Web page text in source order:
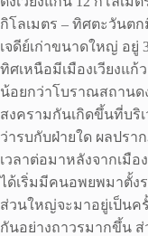
กิโลเมตร – ทิศตะวันต
เจดีย์เก่าขนาดใหญ่ อยู่
ทิศเหนือมีเมืองเวียงแ
น้อยกว่าโบราณสถานด
สงครามกันเกิดขึ้นที่บริ
ว่ารบกับฝ่ายใด ผลปรา
เวลาต่อมาหลังจากเมื
ได้เริ่มมีคนอพยพมาตั้ง
ส่วนใหญ่จะมาอยู่เป็นค
กันอย่างถาวรมากขึ้น